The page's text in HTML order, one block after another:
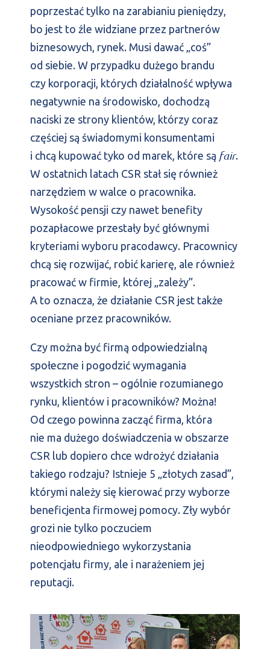
poprzestać tylko na zarabianiu pieniędzy,
bo jest to źle widziane przez partnerów
biznesowych, rynek. Musi dawać „coś”
od siebie. W przypadku dużego brandu
czy korporacji, których działalność wpływa
negatywnie na środowisko, dochodzą
naciski ze strony klientów, którzy coraz
częściej są świadomymi konsumentami
i chcą kupować tyko od marek, które są fair.
W ostatnich latach CSR stał się również
narzędziem w walce o pracownika.
Wysokość pensji czy nawet benefity
pozapłacowe przestały być głównymi
kryteriami wyboru pracodawcy. Pracownicy
chcą się rozwijać, robić karierę, ale również
pracować w firmie, której „zależy”.
A to oznacza, że działanie CSR jest także
oceniane przez pracowników.
Czy można być firmą odpowiedzialną
społeczne i pogodzić wymagania
wszystkich stron – ogólnie rozumianego
rynku, klientów i pracowników? Można!
Od czego powinna zacząć firma, która
nie ma dużego doświadczenia w obszarze
CSR lub dopiero chce wdrożyć działania
takiego rodzaju? Istnieje 5 „złotych zasad”,
którymi należy się kierować przy wyborze
beneficjenta firmowej pomocy. Zły wybór
grozi nie tylko poczuciem
nieodpowiedniego wykorzystania
potencjału firmy, ale i narażeniem jej
reputacji.